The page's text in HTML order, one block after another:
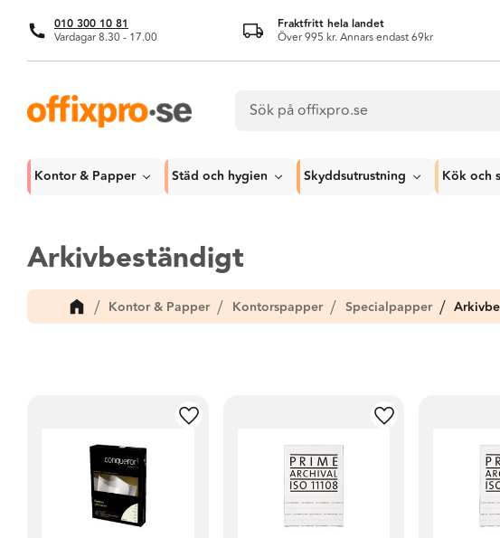
010 300 10 81
Vardagar 8.30 - 17.00
Fraktfritt hela landet
Över 995 kr. Annars endast 69kr
Kontor & Papper Städ och hygien Skyddsutrustning Kök och
Arkivbeständigt
Kontor & Papper Kontorspapper Specialpapper
Lägg till i favoriter Lägg till i favoriter